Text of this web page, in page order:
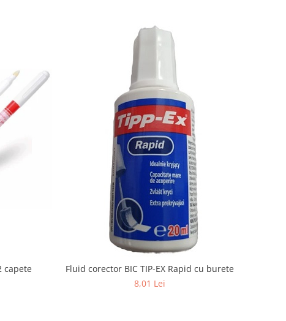
capete
Fluid corector BIC TIP-EX Rapid cu burete
8,01 Lei